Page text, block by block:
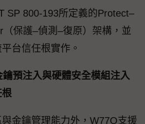
SP 800-193所定義的Protect–
（保護–偵測–復原）架構，並
台信任根實作。
預注入與硬體安全模組注入
根
金鑰管理能力外，W77Q支援